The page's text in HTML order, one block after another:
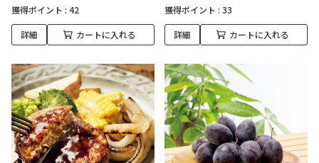
獲得ポイント : 42
詳細 カートに入れる
獲得ポイント : 33
詳細 カートに入れる